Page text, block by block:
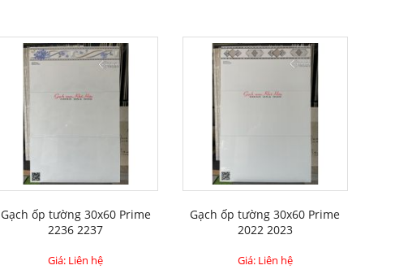
Gạch ốp tường 30x60 Prime
2236 2237
Giá: Liên hệ
Gạch ốp tường 30x60 Prime
2022 2023
Giá: Liên hệ